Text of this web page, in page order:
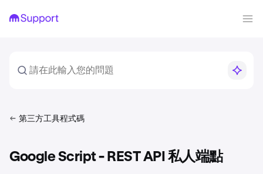
第三方工具程式碼
Google Script - REST API 私人端點